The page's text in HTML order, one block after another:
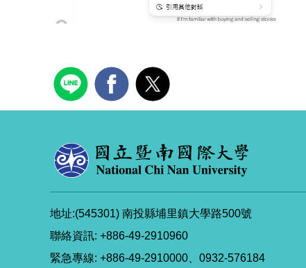
地址:(545301) 南投縣埔里鎮大學路500號
聯絡資訊: +886-49-2910960
緊急專線: +886-49-2910000、0932-576184